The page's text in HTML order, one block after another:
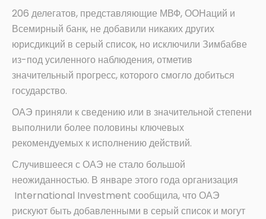
206 делегатов, представляющие МВФ, ООНаций и
Всемирный банк, не добавили никаких других
юрисдикций в серый список, но исключили Зимбабве
из-под усиленного наблюдения, отметив
значительный прогресс, которого смогло добиться
государство.
ОАЭ приняли к сведению или в значительной степени
выполнили более половины ключевых
рекомендуемых к исполнению действий.
Случившееся с ОАЭ не стало большой
неожиданностью. В январе этого года организация
International Investment сообщила, что ОАЭ
рискуют быть добавленными в серый список и могут